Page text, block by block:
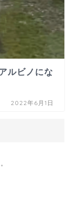
ルビノにな
2022年6月1日